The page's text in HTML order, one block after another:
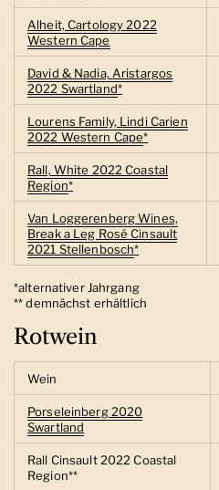
Alheit, Cartology 2022
Western Cape
David & Nadia, Aristargos
2022 Swartland*
Lourens Family, Lindi Carien
2022 Western Cape*
Rall, White 2022 Coastal
Region*
Van Loggerenberg Wines,
Break a Leg Rosé Cinsault
2021 Stellenbosch*
*alternativer Jahrgang
** demnächst erhältlich
Rotwein
Wein
Porseleinberg 2020
Swartland
Rall Cinsault 2022 Coastal
Region**